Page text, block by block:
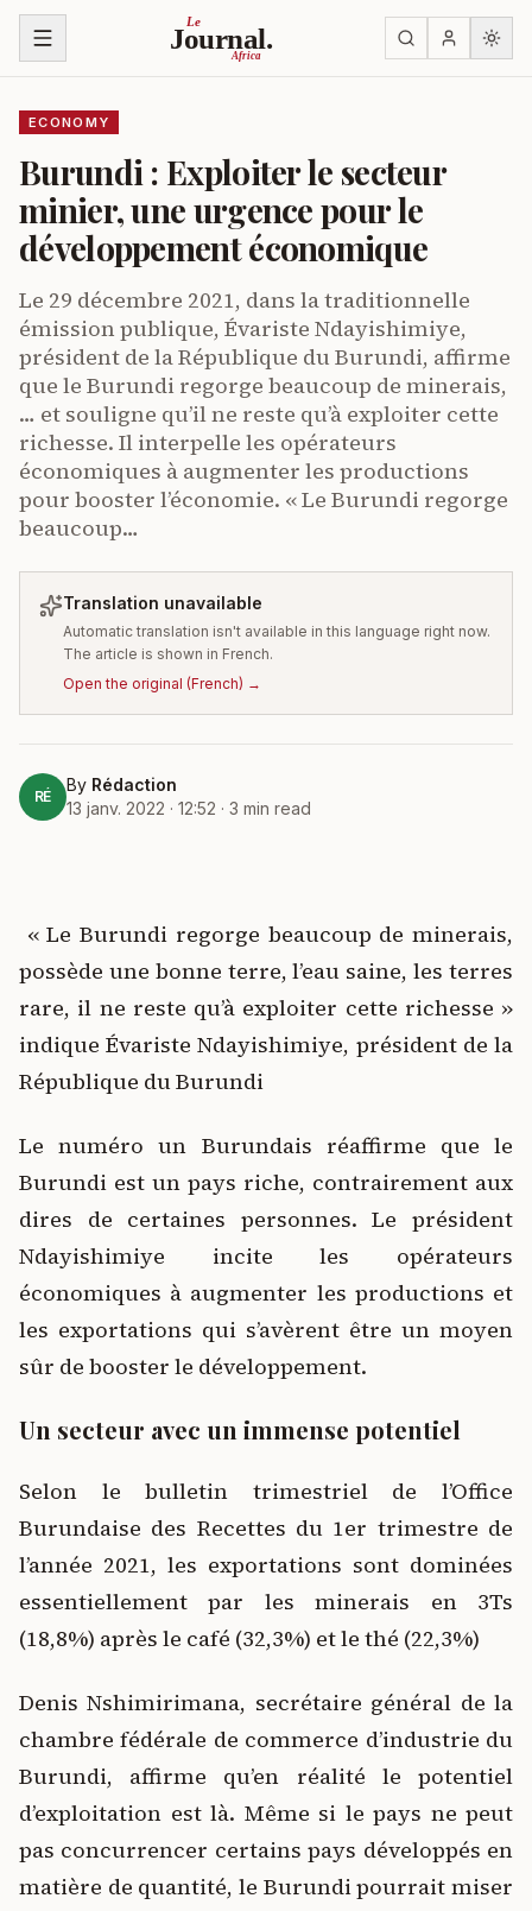
Skip to content Le
Journal.
Africa
ECONOMY
Burundi : Exploiter le secteur
minier, une urgence pour le
développement économique
Le 29 décembre 2021, dans la traditionnelle
émission publique, Évariste Ndayishimiye,
président de la République du Burundi, affirme
que le Burundi regorge beaucoup de minerais,
… et souligne qu’il ne reste qu’à exploiter cette
richesse. Il interpelle les opérateurs
économiques à augmenter les productions
pour booster l’économie. « Le Burundi regorge
beaucoup…
Translation unavailable
Automatic translation isn't available in this language right now.
The article is shown in French.
Open the original (French) →
RÉ
By Rédaction
13 janv. 2022 · 12:52 · 3 min read
« Le Burundi regorge beaucoup de minerais,
possède une bonne terre, l’eau saine, les terres
rare, il ne reste qu’à exploiter cette richesse »
indique Évariste Ndayishimiye, président de la
République du Burundi
Le numéro un Burundais réaffirme que le
Burundi est un pays riche, contrairement aux
dires de certaines personnes. Le président
Ndayishimiye incite les opérateurs
économiques à augmenter les productions et
les exportations qui s’avèrent être un moyen
sûr de booster le développement.
Un secteur avec un immense potentiel
Selon le bulletin trimestriel de l’Office
Burundaise des Recettes du 1er trimestre de
l’année 2021, les exportations sont dominées
essentiellement par les minerais en 3Ts
(18,8%) après le café (32,3%) et le thé (22,3%)
Denis Nshimirimana, secrétaire général de la
chambre fédérale de commerce d’industrie du
Burundi, affirme qu’en réalité le potentiel
d’exploitation est là. Même si le pays ne peut
pas concurrencer certains pays développés en
matière de quantité, le Burundi pourrait miser